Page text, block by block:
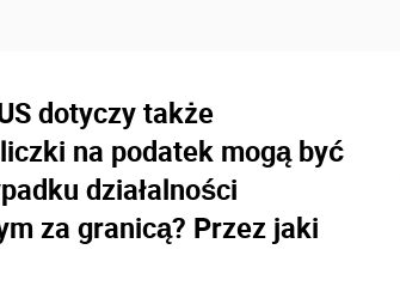
dotyczy także
na podatek mogą być
działalności
za granicą? Przez jaki